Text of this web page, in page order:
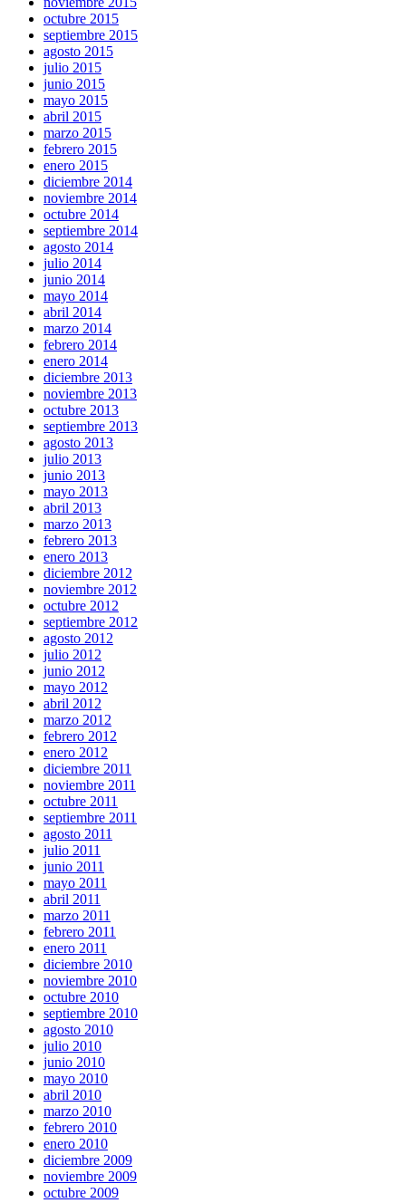
octubre 2015
septiembre 2015
agosto 2015
julio 2015
junio 2015
mayo 2015
abril 2015
marzo 2015
febrero 2015
enero 2015
diciembre 2014
noviembre 2014
octubre 2014
septiembre 2014
agosto 2014
julio 2014
junio 2014
mayo 2014
abril 2014
marzo 2014
febrero 2014
enero 2014
diciembre 2013
noviembre 2013
octubre 2013
septiembre 2013
agosto 2013
julio 2013
junio 2013
mayo 2013
abril 2013
marzo 2013
febrero 2013
enero 2013
diciembre 2012
noviembre 2012
octubre 2012
septiembre 2012
agosto 2012
julio 2012
junio 2012
mayo 2012
abril 2012
marzo 2012
febrero 2012
enero 2012
diciembre 2011
noviembre 2011
octubre 2011
septiembre 2011
agosto 2011
julio 2011
junio 2011
mayo 2011
abril 2011
marzo 2011
febrero 2011
enero 2011
diciembre 2010
noviembre 2010
octubre 2010
septiembre 2010
agosto 2010
julio 2010
junio 2010
mayo 2010
abril 2010
marzo 2010
febrero 2010
enero 2010
diciembre 2009
noviembre 2009
octubre 2009